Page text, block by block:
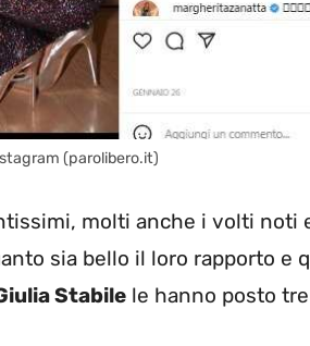
(parolibero.it)
molti anche i volti noti
sia bello il loro rapporto e
Stabile le hanno posto